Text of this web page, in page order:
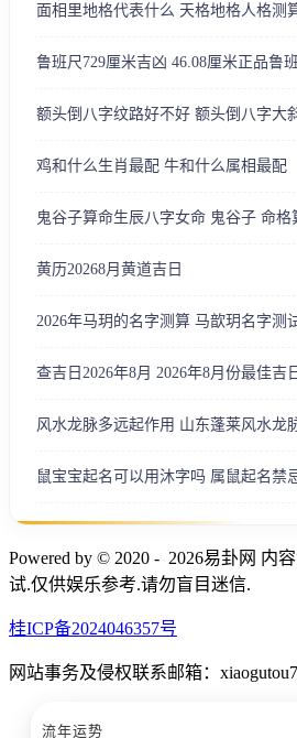
面相里地格代表什么 天格地格人格测
鲁班尺729厘米吉凶 46.08厘米正品鲁
额头倒八字纹路好不好 额头倒八字大
鸡和什么生肖最配 牛和什么属相最配
鬼谷子算命生辰八字女命 鬼谷子 命格
黄历20268月黄道吉日
2026年马玥的名字测算 马歆玥名字测
查吉日2026年8月 2026年8月份最佳吉
风水龙脉多远起作用 山东蓬莱风水龙
鼠宝宝起名可以用沐字吗 属鼠起名禁
Powered by © 2020 - 2026易卦网 内
试.仅供娱乐参考.请勿盲目迷信.
桂ICP备2024046357号
网站事务及侵权联系邮箱：
流年运势